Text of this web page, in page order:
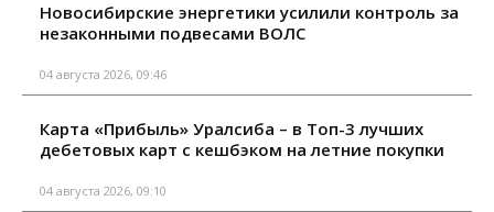
Новосибирские энергетики усилили контроль за
незаконными подвесами ВОЛС
04 августа 2026, 09:46
Карта «Прибыль» Уралсиба – в Топ-3 лучших
дебетовых карт с кешбэком на летние покупки
04 августа 2026, 09:10